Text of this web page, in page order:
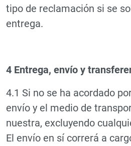
tipo de reclamación si se
entrega.
4 Entrega, envío y
4.1 Si no se ha acordado
envío y el medio de
nuestra, excluyendo
El envío en sí correrá a